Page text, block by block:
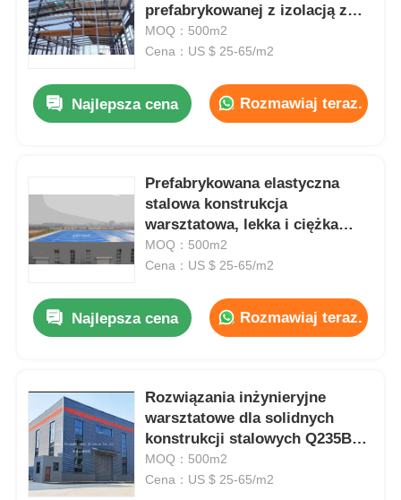
prefabrykowanej z izolacją z
płyty warstwowej z pianką EPS
MOQ：500m2
Cena：US $ 25-65/m2
Najlepsza cena Rozmawiaj teraz.
Prefabrykowana elastyczna
stalowa konstrukcja
warsztatowa, lekka i ciężka
konstrukcja stalowa Q235B
Q355
MOQ：500m2
Cena：US $ 25-65/m2
Najlepsza cena Rozmawiaj teraz.
Rozwiązania inżynieryjne
warsztatowe dla solidnych
konstrukcji stalowych Q235B
Q355 dla projektów obiektów
przemysłowych
MOQ：500m2
Cena：US $ 25-65/m2